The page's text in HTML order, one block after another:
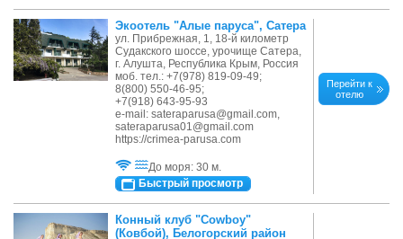
Экоотель "Алые паруса", Сатера
ул. Прибрежная, 1, 18-й километр
Судакского шоссе, урочище Сатера,
г. Алушта, Республика Крым, Россия
моб. тел.: +7(978) 819-09-49;
8(800) 550-46-95;
+7(918) 643-95-93
e-mail: sateraparusa@gmail.com,
sateraparusa01@gmail.com
https://crimea-parusa.com
До моря: 30 м.
Быстрый просмотр
Перейти к
отелю
Конный клуб "Cowboy"
(Ковбой), Белогорский район